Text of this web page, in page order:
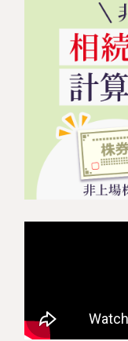
相続を学ぶ
相続に備えた
生前対策相談
相続税試算に
料金表
選ばれる理由